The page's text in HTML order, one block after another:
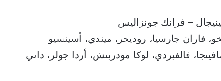
– فرانك جونزاليس
فاران جارسيا، روديجر، ميندي، أسينسيو
فالفيردي، لوكا مودريتش، أردا جولر، داني